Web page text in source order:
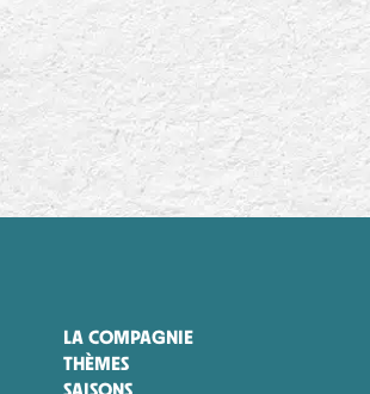
LA COMPAGNIE
THÈMES
SAISONS